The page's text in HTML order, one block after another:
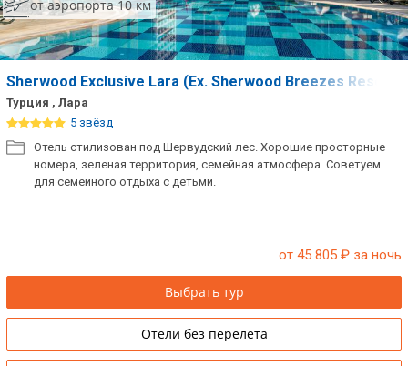
от аэропорта 10 км
Sherwood Exclusive Lara (Ex. Sherwood Breezes Resort)
Турция , Лара
5 звёзд
Отель стилизован под Шервудский лес. Хорошие просторные
номера, зеленая территория, семейная атмосфера. Советуем
для семейного отдыха с детьми.
от 45 805 ₽ за ночь
Выбрать тур
Отели без перелета